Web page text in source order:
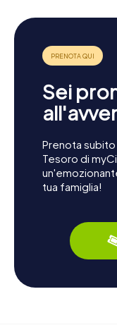
Sei
Prenota
Tesoro di
tua famiglia!